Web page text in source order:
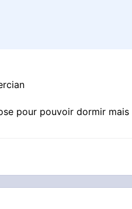
pour pouvoir dormir